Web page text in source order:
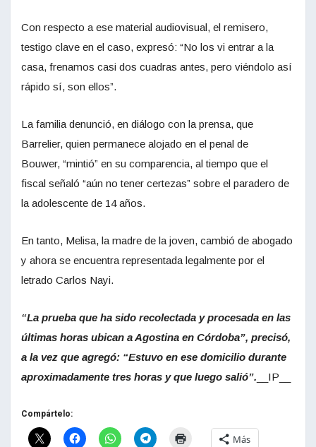
Con respecto a ese material audiovisual, el remisero,
testigo clave en el caso, expresó: “No los vi entrar a la
casa, frenamos casi dos cuadras antes, pero viéndolo así
rápido sí, son ellos”.
La familia denunció, en diálogo con la prensa, que
Barrelier, quien permanece alojado en el penal de
Bouwer, “mintió” en su comparencia, al tiempo que el
fiscal señaló “aún no tener certezas” sobre el paradero de
la adolescente de 14 años.
En tanto, Melisa, la madre de la joven, cambió de abogado
y ahora se encuentra representada legalmente por el
letrado Carlos Nayi.
“La prueba que ha sido recolectada y procesada en las
últimas horas ubican a Agostina en Córdoba”, precisó,
a la vez que agregó: “Estuvo en ese domicilio durante
aproximadamente tres horas y que luego salió”. __IP__
Compártelo:
Más